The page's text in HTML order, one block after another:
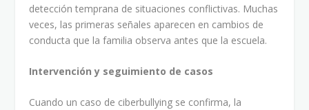
detección temprana de situaciones conflictivas. Muchas
veces, las primeras señales aparecen en cambios de
conducta que la familia observa antes que la escuela.
Intervención y seguimiento de casos
Cuando un caso de ciberbullying se confirma, la